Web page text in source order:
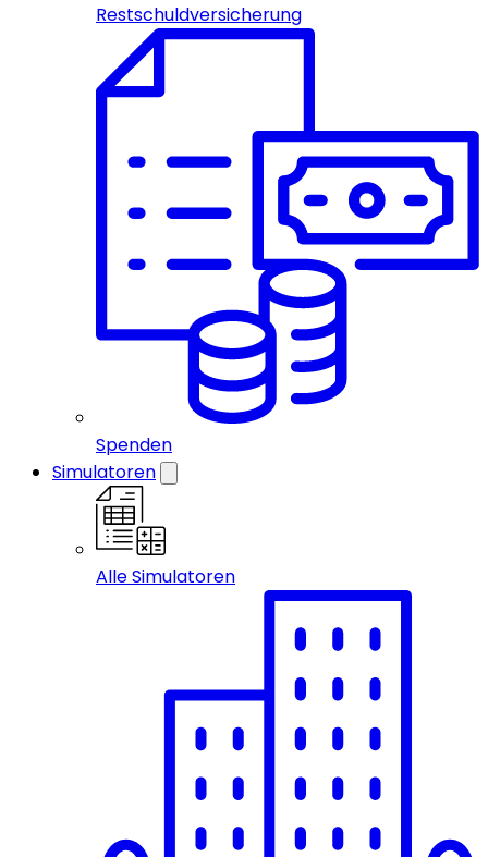
Restschuldversicherung
Spenden
Simulatoren
Alle Simulatoren